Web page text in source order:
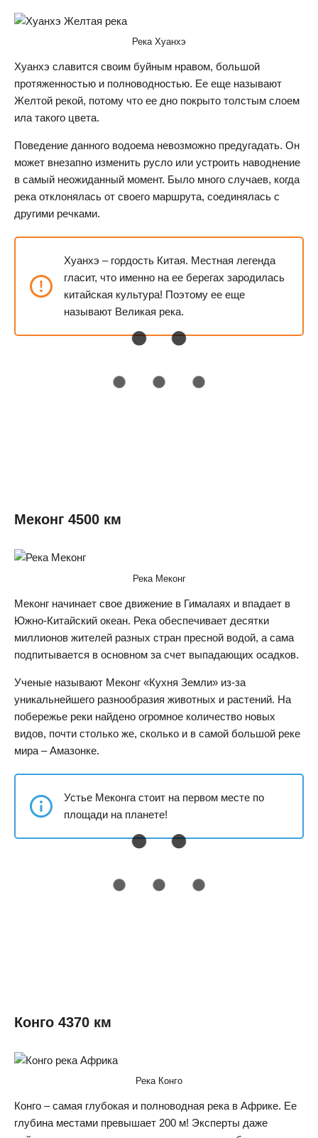
Река Хуанхэ
Хуанхэ славится своим буйным нравом, большой
протяженностью и полноводностью. Ее еще называют
Желтой рекой, потому что ее дно покрыто толстым слоем
ила такого цвета.
Поведение данного водоема невозможно предугадать. Он
может внезапно изменить русло или устроить наводнение
в самый неожиданный момент. Было много случаев, когда
река отклонялась от своего маршрута, соединялась с
другими речками.
Хуанхэ – гордость Китая. Местная легенда
гласит, что именно на ее берегах зародилась
китайская культура! Поэтому ее еще
называют Великая река.
Меконг 4500 км
Река Меконг
Меконг начинает свое движение в Гималаях и впадает в
Южно-Китайский океан. Река обеспечивает десятки
миллионов жителей разных стран пресной водой, а сама
подпитывается в основном за счет выпадающих осадков.
Ученые называют Меконг «Кухня Земли» из-за
уникальнейшего разнообразия животных и растений. На
побережье реки найдено огромное количество новых
видов, почти столько же, сколько и в самой большой реке
мира – Амазонке.
Устье Меконга стоит на первом месте по
площади на планете!
Конго 4370 км
Река Конго
Конго – самая глубокая и полноводная река в Африке. Ее
глубина местами превышает 200 м! Эксперты даже